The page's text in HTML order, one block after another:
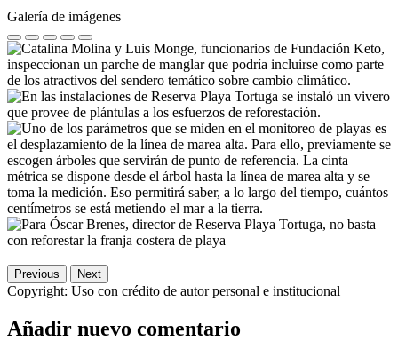
Galería de imágenes
Previous Next
Copyright: Uso con crédito de autor personal e institucional
Añadir nuevo comentario